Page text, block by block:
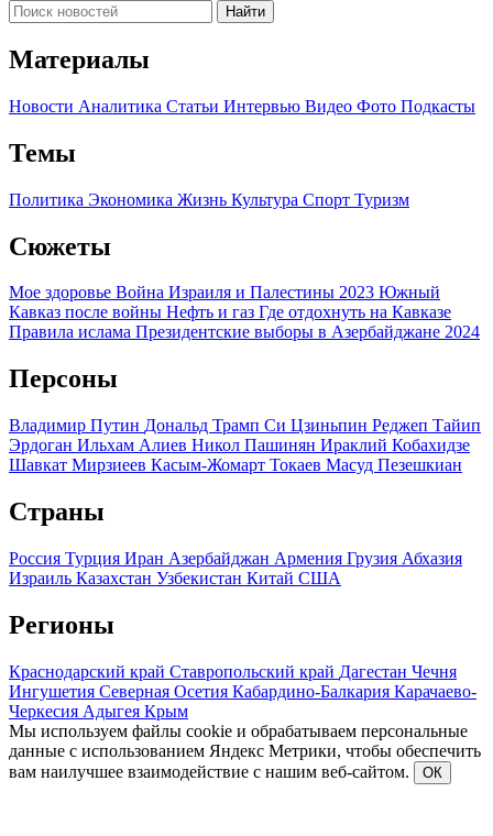
Найти
Материалы
Новости Аналитика Статьи Интервью Видео Фото Подкасты
Темы
Политика Экономика Жизнь Культура Спорт Туризм
Сюжеты
Мое здоровье Война Израиля и Палестины 2023 Южный
Кавказ после войны Нефть и газ Где отдохнуть на Кавказе
Правила ислама Президентские выборы в Азербайджане 2024
Персоны
Владимир Путин Дональд Трамп Си Цзиньпин Реджеп Тайип
Эрдоган Ильхам Алиев Никол Пашинян Ираклий Кобахидзе
Шавкат Мирзиеев Касым-Жомарт Токаев Масуд Пезешкиан
Страны
Россия Турция Иран Азербайджан Армения Грузия Абхазия
Израиль Казахстан Узбекистан Китай США
Регионы
Краснодарский край Ставропольский край Дагестан Чечня
Ингушетия Северная Осетия Кабардино-Балкария Карачаево-
Черкесия Адыгея Крым
Мы используем файлы cookie и обрабатываем персональные
данные с использованием Яндекс Метрики, чтобы обеспечить
вам наилучшее взаимодействие с нашим веб-сайтом.
ОК